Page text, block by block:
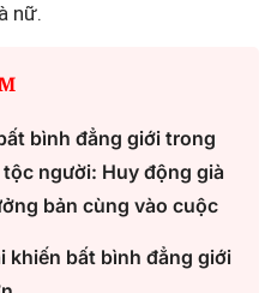
nữ.
bình đẳng giới trong
người: Huy động già
bản cùng vào cuộc
khiến bất bình đẳng giới